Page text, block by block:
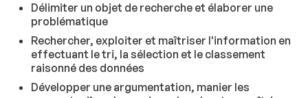
Délimiter un objet de recherche et élaborer une
problématique
Rechercher, exploiter et maîtriser l'information en
effectuant le tri, la sélection et le classement
raisonné des données
Développer une argumentation, manier les